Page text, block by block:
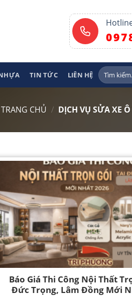
TIN TỨC LIÊN HỆ
Tìm
kiếm:
TRANG CHỦ / DỊCH VỤ SỬA XE
Báo Giá Thi Công Nội Thất
Đức Trọng, Lâm Đồng Mới